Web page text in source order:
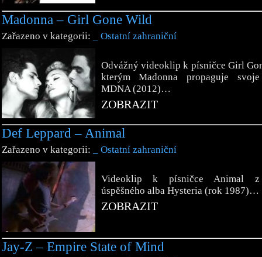
Madonna – Girl Gone Wild
Zařazeno v kategorii: _ Ostatní zahraniční
Odvážný videoklip k písničce Girl
kterým Madonna propaguje
MDNA (2012)…
ZOBRAZIT
Def Leppard – Animal
Zařazeno v kategorii: _ Ostatní zahraniční
Videoklip k písničce Animal
úspěšného alba Hysteria (rok 1987)…
ZOBRAZIT
Jay-Z – Empire State of Mind